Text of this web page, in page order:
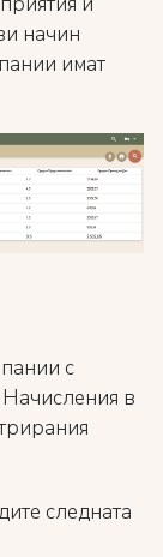
начин
имат
с
в
следната